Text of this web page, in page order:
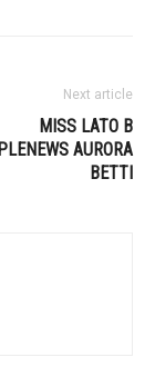
Next article
MISS LATO B
AURORA
BETTI